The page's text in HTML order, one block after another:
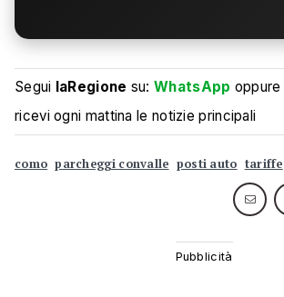
Segui laRegione su:WhatsApp oppure
ricevi ogni mattina le notizie principali
como parcheggi convalle posti auto tariffe